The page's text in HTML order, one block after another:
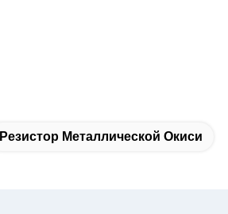
Резистор Металлической Окиси